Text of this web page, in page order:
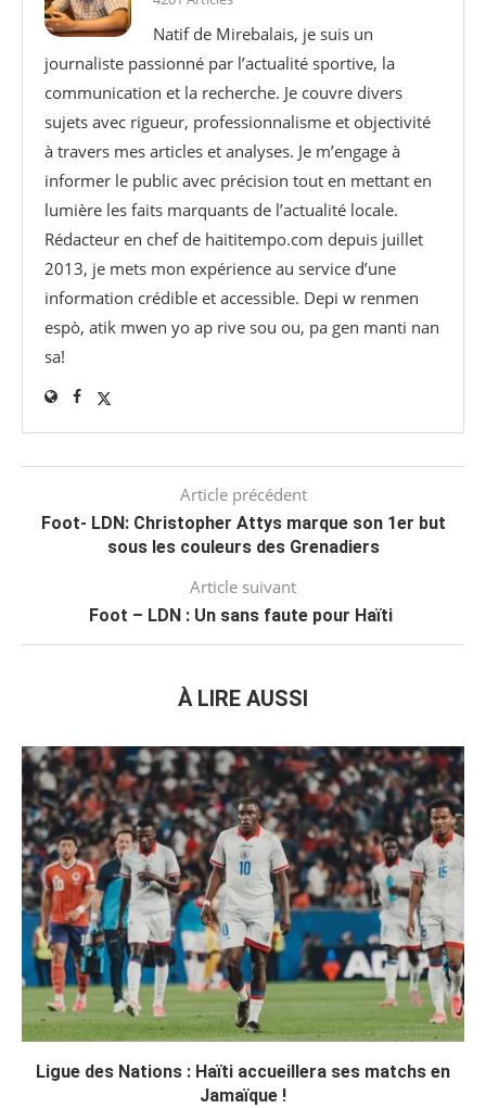
Natif de Mirebalais, je suis un
journaliste passionné par l’actualité sportive, la
communication et la recherche. Je couvre divers
sujets avec rigueur, professionnalisme et objectivité
à travers mes articles et analyses. Je m’engage à
informer le public avec précision tout en mettant en
lumière les faits marquants de l’actualité locale.
Rédacteur en chef de haititempo.com⁠ depuis juillet
2013, je mets mon expérience au service d’une
information crédible et accessible. Depi w renmen
espò, atik mwen yo ap rive sou ou, pa gen manti nan
sa!
Article précédent
Foot- LDN: Christopher Attys marque son 1er but
sous les couleurs des Grenadiers
Article suivant
Foot – LDN : Un sans faute pour Haïti
À LIRE AUSSI
Ligue des Nations : Haïti accueillera ses matchs en
Jamaïque !